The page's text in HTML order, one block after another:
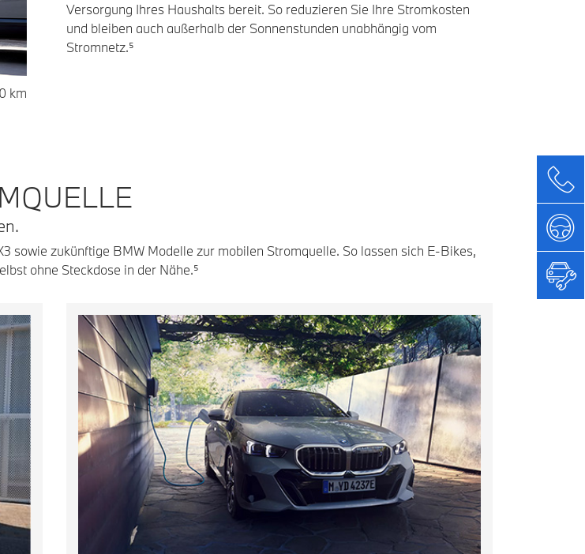
km
Versorgung Ihres Haushalts bereit. So reduzieren Sie Ihre Stromkosten
und bleiben auch außerhalb der Sonnenstunden unabhängig vom
Stromnetz.⁵
sowie zukünftige BMW Modelle zur mobilen Stromquelle. So lassen sich E-Bikes,
ohne Steckdose in der Nähe.⁵